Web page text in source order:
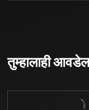
तुम्हालाही आवडेल